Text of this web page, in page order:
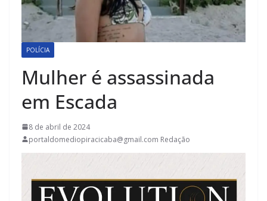
POLÍCIA
Mulher é assassinada
em Escada
8 de abril de 2024
portaldomediopiracicaba@gmail.com Redação